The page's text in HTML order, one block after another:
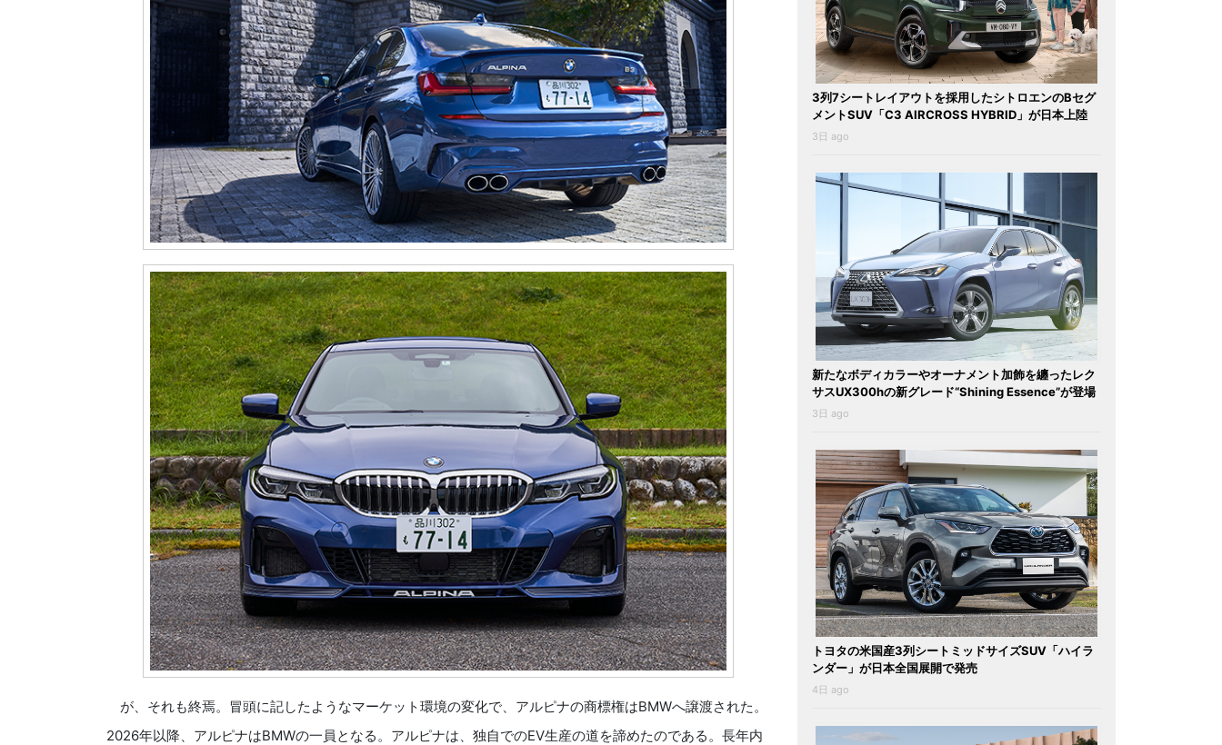
が、それも終焉。冒頭に記したようなマーケット環境の変化で、アルピナの商標権はBMWへ譲渡された。
2026年以降、アルピナはBMWの一員となる。アルピナは、独自でのEV生産の道を諦めたのである。長年内
3列7シートレイアウトを採用したシトロエンのBセグ
メントSUV「C3 AIRCROSS HYBRID」が日本上陸
3日 ago
新たなボディカラーやオーナメント加飾を纏ったレク
サスUX300hの新グレード“Shining Essence”が登場
3日 ago
トヨタの米国産3列シートミッドサイズSUV「ハイラ
ンダー」が日本全国展開で発売
4日 ago